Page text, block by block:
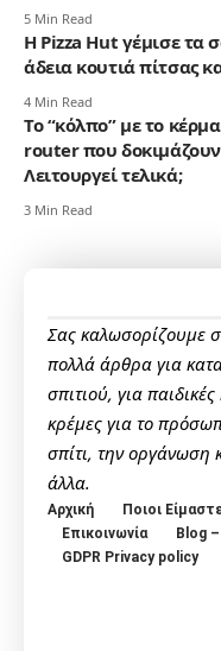
5 Min Read
Η Pizza Hut γέμισε τα
άδεια κουτιά πίτσας
4 Min Read
Το “κόλπο” με το
router που
Λειτουργεί τελικά;
3 Min Read
Σας καλωσορίζουμε
πολλά άρθρα για
σπιτιού, για
κρέμες για το
σπίτι, την οργάνωση
άλλα.
Αρχική Ποιοι
Επικοινωνία
Blog
GDPR Privacy policy